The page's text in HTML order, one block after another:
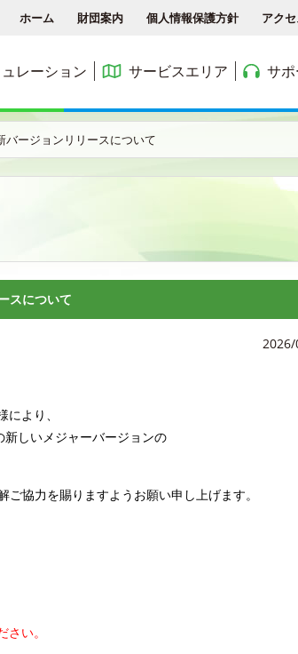
ホーム 財団案内 個人情報保護方針 アク
ュニティチャンネル
ACCS光 with NTT東日
レーション
料金シミュレーション
サービスエリア
ービスエリア
団・県営住宅
サ
バージョンリリースについて
スについて
より、
新しいメジャーバージョンの
協力を賜りますようお願い申し上げます。
い。